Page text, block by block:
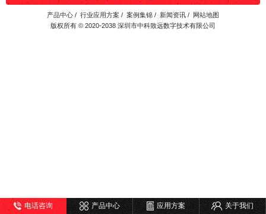
产品中心 / 行业应用方案 / 案例集锦 / 新闻资讯 / 网站地图
版权所有 © 2020-2038 深圳市中科致远数字技术有限公司
电话咨询 产品中心 应用方案 关于我们